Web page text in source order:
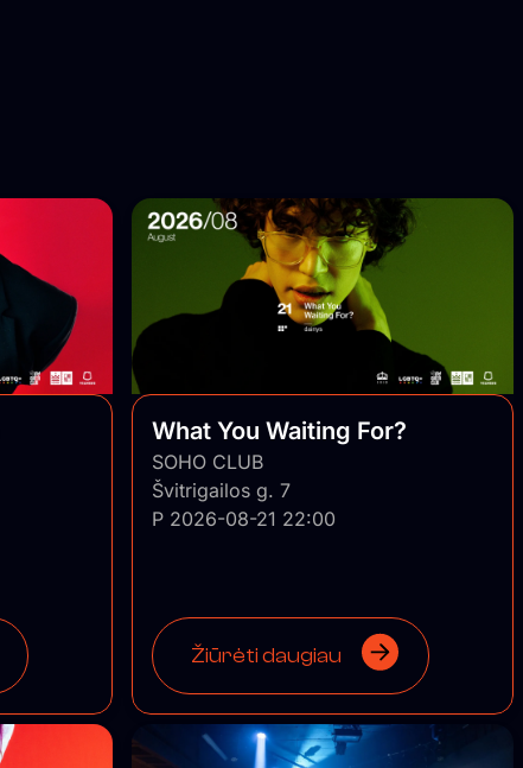
What You Waiting For?
SOHO CLUB
Švitrigailos g. 7
P 2026-08-21 22:00
Žiūrėti daugiau